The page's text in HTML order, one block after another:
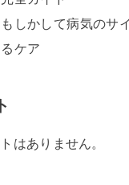
しかして病気のサ
ケア
はありません。